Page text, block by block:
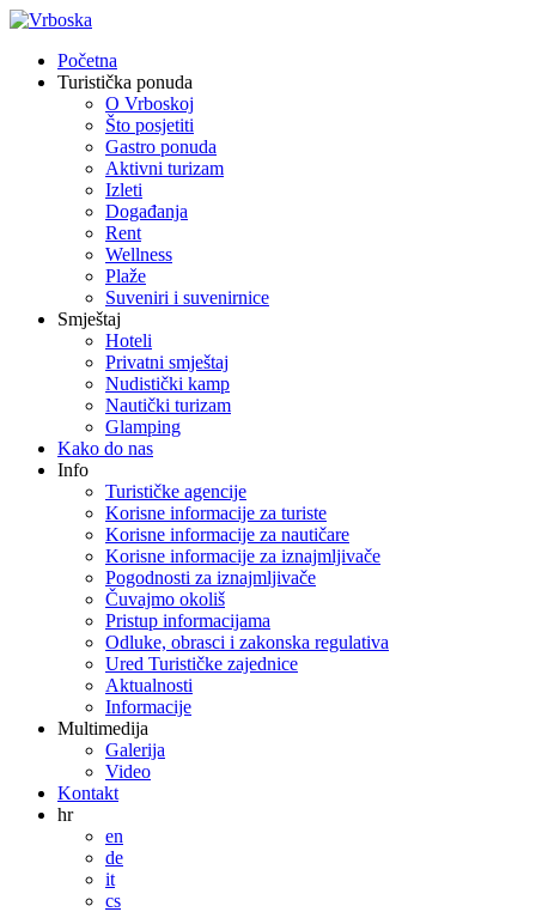
Početna
Turistička ponuda
O Vrboskoj
Što posjetiti
Gastro ponuda
Aktivni turizam
Izleti
Događanja
Rent
Wellness
Plaže
Suveniri i suvenirnice
Smještaj
Hoteli
Privatni smještaj
Nudistički kamp
Nautički turizam
Glamping
Kako do nas
Info
Turističke agencije
Korisne informacije za turiste
Korisne informacije za nautičare
Korisne informacije za iznajmljivače
Pogodnosti za iznajmljivače
Čuvajmo okoliš
Pristup informacijama
Odluke, obrasci i zakonska regulativa
Ured Turističke zajednice
Aktualnosti
Informacije
Multimedija
Galerija
Video
Kontakt
hr
en
de
it
cs